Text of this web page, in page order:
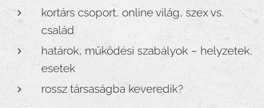
kortárs csoport, online világ, szex vs.
család
határok, működési szabályok – helyzetek,
esetek
rossz társaságba keveredik?